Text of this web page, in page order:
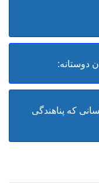
دوستانه:
که پناهندگی